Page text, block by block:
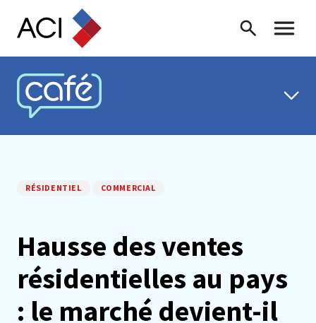
Skip to content
Recherche
Menu
CAFÉ ACI
RÉSIDENTIEL COMMERCIAL
Hausse des ventes
résidentielles au pays
: le marché devient-il